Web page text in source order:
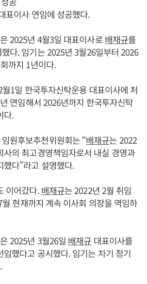
표이사 연임에 성공했다.
2025년 4월3일 대표이사로배재규를
다. 임기는 2025년 3월26일부터 2026
까지 1년이다.
1일 한국투자신탁운용 대표이사에 처
연임해서 2026년까지 한국투자신탁
다.
원후보추천위원회는 “배재규는 2022
사의 최고경영책임자로서 내실 경영과
했다”라고 설명했다.
이어갔다.배재규는 2022년 2월 취임
현재까지 계속 이사회 의장을 역임하
2025년 3월26일 배재규 대표이사를
임했다고 공시했다. 임기는 차기 정기